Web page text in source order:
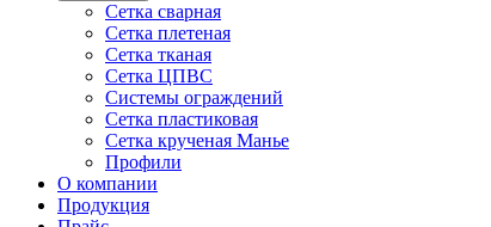
Сетка сварная
Сетка плетеная
Сетка тканая
Сетка ЦПВС
Системы ограждений
Сетка пластиковая
Сетка крученая Манье
Профили
О компании
Продукция